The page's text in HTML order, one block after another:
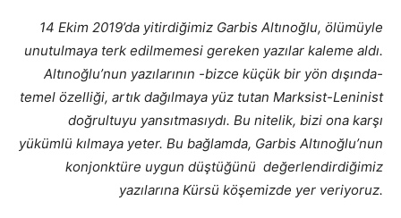
14 Ekim 2019’da yitirdiğimiz Garbis Altınoğlu, ölümüyle
unutulmaya terk edilmemesi gereken yazılar kaleme aldı.
Altınoğlu’nun yazılarının -bizce küçük bir yön dışında-
temel özelliği, artık dağılmaya yüz tutan Marksist-Leninist
doğrultuyu yansıtmasıydı. Bu nitelik, bizi ona karşı
yükümlü kılmaya yeter. Bu bağlamda, Garbis Altınoğlu’nun
konjonktüre uygun düştüğünü değerlendirdiğimiz
yazılarına Kürsü köşemizde yer veriyoruz.